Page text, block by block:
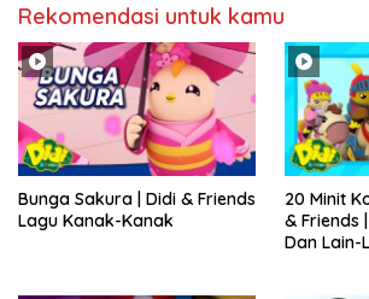
Rekomendasi untuk kamu
Bunga Sakura | Didi & Friends
Lagu Kanak-Kanak
20 Minit
& Friends
Dan Lain-